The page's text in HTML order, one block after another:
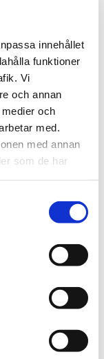
innehållet
funktioner
Vi
och annan
och
med.
med annan
som de har
We